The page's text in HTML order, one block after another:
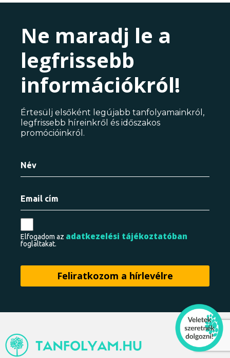
Ne maradj le a
legfrissebb
információkról!
Értesülj elsőként legújabb tanfolyamainkról,
legfrissebb híreinkről és időszakos
promócióinkról.
Elfogadom az adatkezelési tájékoztatóban
foglaltakat.